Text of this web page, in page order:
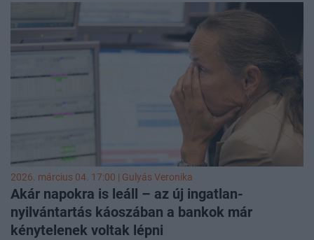
gyógyszerellátás folyamatosságának biztosítása. Az új
szabályozás 180 nap múlva lép hatályba - írta meg a
Magyar Közlönyben megjelent rendelet alapján.
2026. március 04. 17:00 | Gulyás Veronika
Akár napokra is leáll – az új ingatlan-
nyilvántartás káoszában a bankok már
kénytelenek voltak lépni